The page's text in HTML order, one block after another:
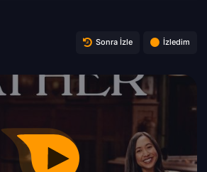
Sonra İzle İzledim